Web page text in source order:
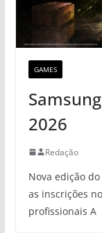
GAMES
2026
Redação
Nova edição
as inscrições
profissionais A